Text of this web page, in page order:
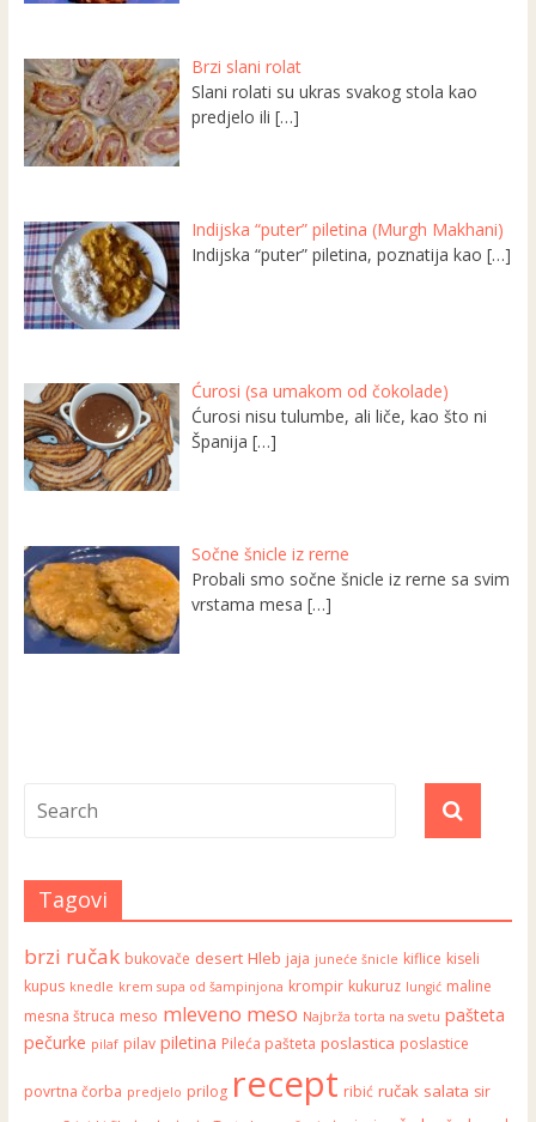
Brzi slani rolat
Slani rolati su ukras svakog stola kao
predjelo ili[…]
Indijska “puter” piletina (Murgh Makhani)
Indijska “puter” piletina, poznatija kao[…]
Ćurosi (sa umakom od čokolade)
Ćurosi nisu tulumbe, ali liče, kao što ni
Španija[…]
Sočne šnicle iz rerne
Probali smo sočne šnicle iz rerne sa svim
vrstama mesa[…]
Tagovi
brzi ručak bukovače desert Hleb jaja juneće šnicle kiflice kiseli
kupus knedle krem supa od šampinjona krompir kukuruz lungić maline
mesna štruca meso mleveno meso Najbrža torta na svetu pašteta
pečurke pilaf pilav piletina Pileća pašteta poslastica poslastice
povrtna čorba predjelo prilog recept ribić ručak salata sir